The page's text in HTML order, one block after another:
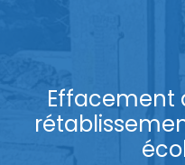
Effacement